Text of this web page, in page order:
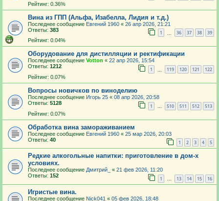
Рейтинг: 0.36%
Вина из ГПП (Альфа, Изабелла, Лидия и т.д.)
Последнее сообщение Евгений 1960 « 26 апр 2026, 21:21
Ответы: 383 1 36 37 38 39
Рейтинг: 0.04%
Оборудование для дистилляции и ректификации
Последнее сообщение Votton « 22 апр 2026, 15:54
Ответы: 1212 1 119 120 121 122
Рейтинг: 0.07%
Вопросы новичков по виноделию
Последнее сообщение Игорь 25 « 08 апр 2026, 20:58
Ответы: 5128 1 … 510 511 512 513
Рейтинг: 0.07%
Обработка вина замораживанием
Последнее сообщение Евгений 1960 « 25 мар 2026, 20:03
Ответы: 40 1 2 3 4 5
Редкие алкогольные напитки: приготовление в дом-х
условиях.
Последнее сообщение Дмитрий_ « 21 фев 2026, 11:20
Ответы: 152 1 … 13 14 15 16
Игристые вина.
Последнее сообщение Nick041 « 05 фев 2026, 18:48